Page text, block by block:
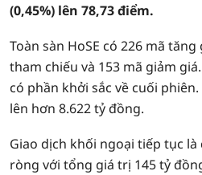
(0,45%) lên 78,73 điểm.
Toàn sàn HoSE có 226 mã
tham chiếu và 153 mã giảm
có phần khởi sắc về cuối
lên hơn 8.622 tỷ đồng.
Giao dịch khối ngoại tiếp tục
ròng với tổng giá trị 145 tỷ